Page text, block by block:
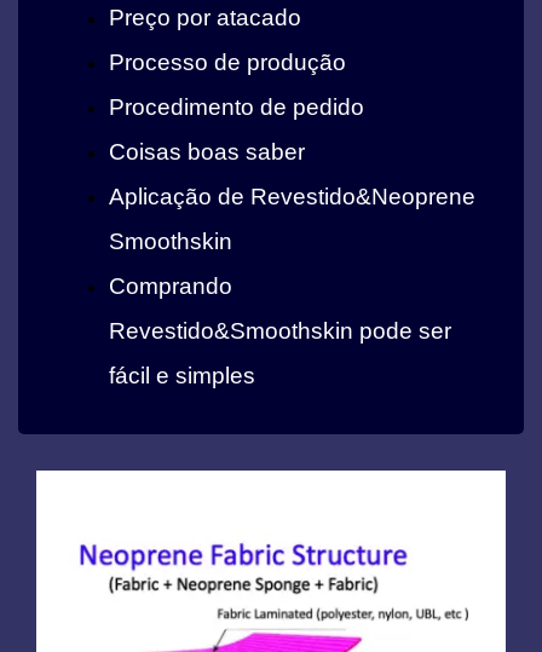
Preço por atacado
Processo de produção
Procedimento de pedido
Coisas boas saber
Aplicação de Revestido&Neoprene
Smoothskin
Comprando
Revestido&Smoothskin pode ser
fácil e simples